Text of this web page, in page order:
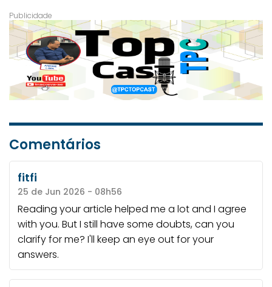
Comentários
fitfi
25 de Jun 2026 - 08h56
Reading your article helped me a lot and I agree
with you. But I still have some doubts, can you
clarify for me? I'll keep an eye out for your
answers.